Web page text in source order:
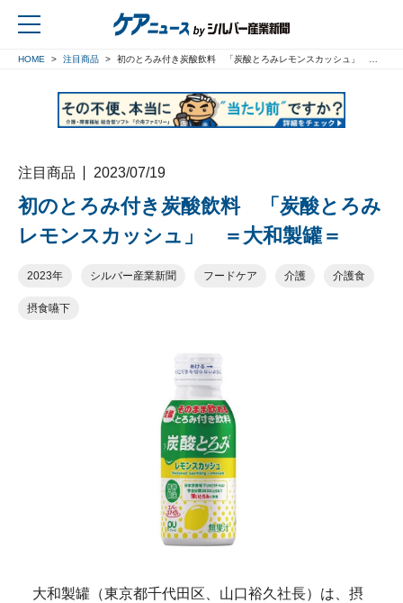
HOME 注目商品 初のとろみ付き炭酸飲料 「炭酸とろみレモンスカッシュ」 ＝大和製罐＝
注目商品 2023/07/19
初のとろみ付き炭酸飲料 「炭酸とろみ
レモンスカッシュ」 ＝大和製罐＝
2023年 シルバー産業新聞 フードケア 介護 介護食
摂食嚥下
大和製罐（東京都千代田区、山口裕久社長）は、摂